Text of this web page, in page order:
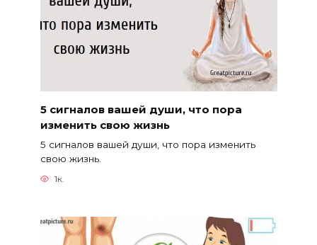
5 сигналов вашей души, что пора
изменить свою жизнь
5 сигналов вашей души, что пора изменить
свою жизнь.
1к.